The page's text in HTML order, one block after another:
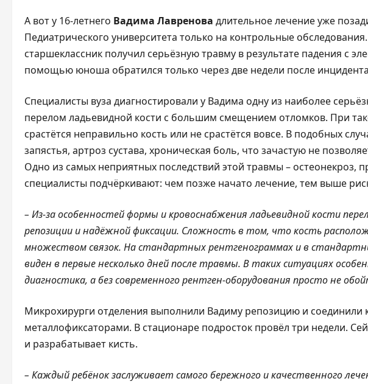
А вот у 16-летнего Вадима Лавренова длительное лечение уже
Педиатрического университета только на контрольные
старшеклассник получил серьёзную травму в результате падения с
помощью юноша обратился только через две недели после
Специалисты вуза диагностировали у Вадима одну из наиболее
перелом ладьевидной кости с большим смещением отломков. При
срастётся неправильно кость или не срастётся вовсе. В подобных
запястья, артроз сустава, хроническая боль, что зачастую не
Одно из самых неприятных последствий этой травмы – остеонекроз,
специалисты подчёркивают: чем позже начато лечение, тем выше
– Из‑за особенностей формы и кровоснабжения ладьевидной кости
репозиции и надёжной фиксации. Сложность в том, что кость
множеством связок. На стандартных рентгенограммах и в
виден в первые несколько дней после травмы. В таких ситуациях
диагностика, а без современного рентген-оборудования просто не
Микрохирурги отделения выполнили Вадиму репозицию и соединили
металлофиксаторами. В стационаре подросток провёл три недели.
и разрабатывает кисть.
– Каждый ребёнок заслуживает самого бережного и качественного